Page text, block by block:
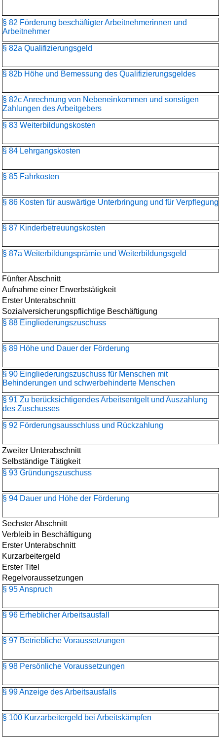
§ 82 Förderung beschäftigter Arbeitnehmerinnen und
Arbeitnehmer
§ 82a Qualifizierungsgeld
§ 82b Höhe und Bemessung des Qualifizierungsgeldes
§ 82c Anrechnung von Nebeneinkommen und sonstigen
Zahlungen des Arbeitgebers
§ 83 Weiterbildungskosten
§ 84 Lehrgangskosten
§ 85 Fahrkosten
§ 86 Kosten für auswärtige Unterbringung und für Verpflegung
§ 87 Kinderbetreuungskosten
§ 87a Weiterbildungsprämie und Weiterbildungsgeld
Fünfter Abschnitt
Aufnahme einer Erwerbstätigkeit
Erster Unterabschnitt
Sozialversicherungspflichtige Beschäftigung
§ 88 Eingliederungszuschuss
§ 89 Höhe und Dauer der Förderung
§ 90 Eingliederungszuschuss für Menschen mit
Behinderungen und schwerbehinderte Menschen
§ 91 Zu berücksichtigendes Arbeitsentgelt und Auszahlung
des Zuschusses
§ 92 Förderungsausschluss und Rückzahlung
Zweiter Unterabschnitt
Selbständige Tätigkeit
§ 93 Gründungszuschuss
§ 94 Dauer und Höhe der Förderung
Sechster Abschnitt
Verbleib in Beschäftigung
Erster Unterabschnitt
Kurzarbeitergeld
Erster Titel
Regelvoraussetzungen
§ 95 Anspruch
§ 96 Erheblicher Arbeitsausfall
§ 97 Betriebliche Voraussetzungen
§ 98 Persönliche Voraussetzungen
§ 99 Anzeige des Arbeitsausfalls
§ 100 Kurzarbeitergeld bei Arbeitskämpfen